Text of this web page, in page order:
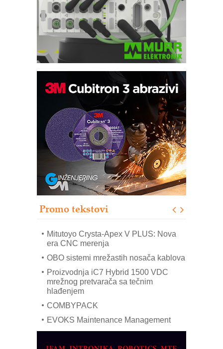
Promo tekstovi
Automatizacija pakovanja · Display
(Shelf-Ready) omotnice
Potpuna efikasnost bez složenih
sistema
Trajna oznaka kao dugoročna korist
Bezbednost na prvom mestu!
IB BLUMENAUER - više od 40 godina
poverenja u industriji
Art Utopia Studio – vizuelne priče
Mitutoyo Crysta-Apex V PLUS: Nova
era CNC merenja
OBO sistemi mrežastih nosača kablova
Proizvodnja iC7 Hybrid 1500 VDC
mrežnog pretvarača sa tečnim
hlađenjem
COMBYPACK
EVOKS Maintenance Management
na viši nivo